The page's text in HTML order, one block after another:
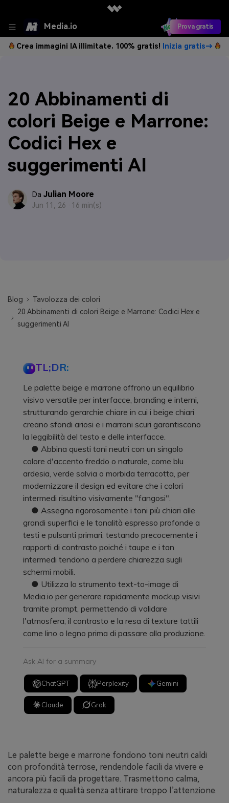
Media.io Prova gratis
Crea immagini IA illimitate. 100% gratis! Inizia gratis→
20 Abbinamenti di
colori Beige e Marrone:
Codici Hex e
suggerimenti AI
Da Julian Moore
Jun 11, 26 · 16 min(s)
Blog
Tavolozza dei colori
20 Abbinamenti di colori Beige e Marrone: Codici Hex e
suggerimenti AI
TL;DR:
Le palette beige e marrone offrono un equilibrio
visivo versatile per interfacce, branding e interni,
strutturando gerarchie chiare in cui i beige chiari
creano sfondi ariosi e i marroni scuri garantiscono
la leggibilità del testo e delle interfacce.
● Abbina questi toni neutri con un singolo
colore d'accento freddo o naturale, come blu
ardesia, verde salvia o morbida terracotta, per
modernizzare il design ed evitare che i colori
intermedi risultino visivamente "fangosi".
● Assegna rigorosamente i toni più chiari alle
grandi superfici e le tonalità espresso profonde a
testi e pulsanti primari, testando precocemente i
rapporti di contrasto poiché i taupe e i tan
intermedi tendono a perdere chiarezza sugli
schermi mobili.
● Utilizza lo strumento text-to-image di
Media.io per generare rapidamente mockup visivi
tramite prompt, permettendo di validare
l'atmosfera, il contrasto e la resa di texture tattili
come lino o legno prima di passare alla produzione.
Ask AI for a summary
ChatGPT Perplexity Gemini
Claude Grok
Le palette beige e marrone fondono toni neutri caldi
con profondità terrose, rendendole facili da vivere e
ancora più facili da progettare. Trasmettono calma,
naturalezza e qualità senza attirare troppo l’attenzione.